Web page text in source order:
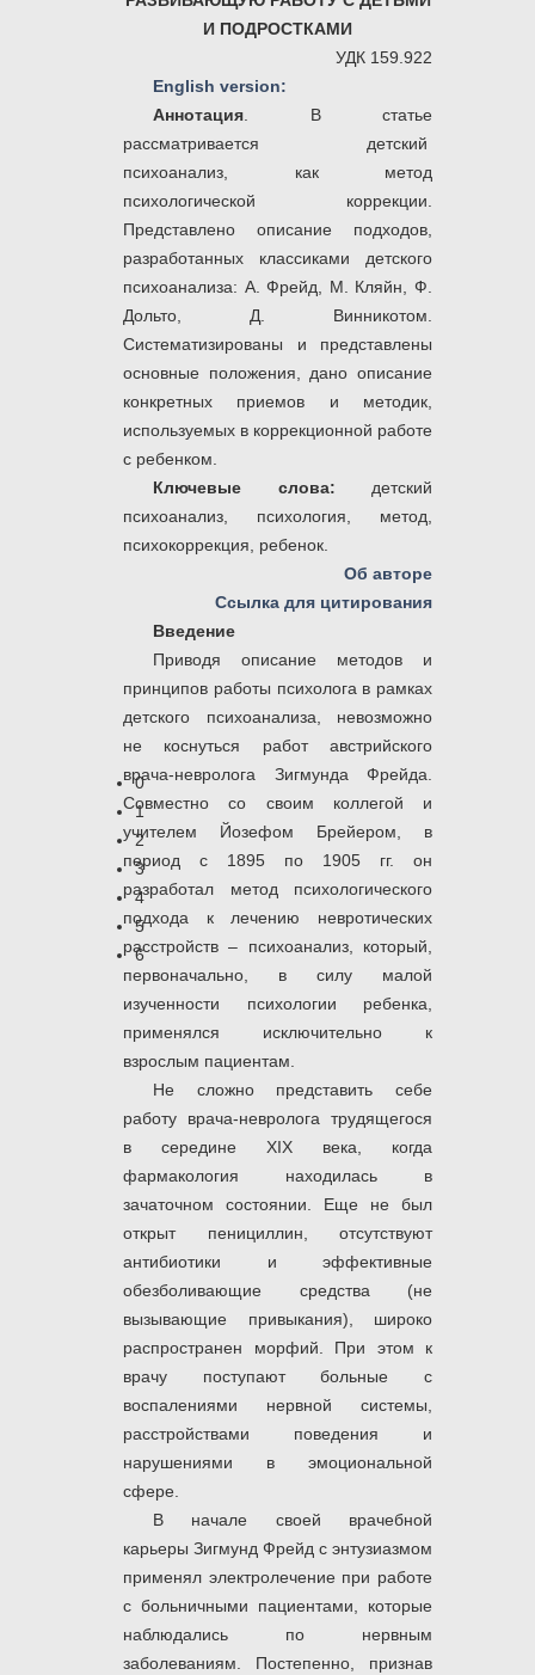
0
1
2
3
4
5
6
И ПОДРОСТКАМИ
УДК 159.922
English version:
Аннотация . В статье
рассматривается детский
психоанализ, как метод
психологической коррекции.
Представлено описание подходов,
разработанных классиками детского
психоанализа: А. Фрейд, М. Кляйн, Ф.
Дольто, Д. Винникотом.
Систематизированы и представлены
основные положения, дано описание
конкретных приемов и методик,
используемых в коррекционной работе
с ребенком.
Ключевые слова: детский
психоанализ, психология, метод,
психокоррекция, ребенок.
Об авторе
Ссылка для цитирования
Введение
Приводя описание методов и
принципов работы психолога в рамках
детского психоанализа, невозможно
не коснуться работ австрийского
врача-невролога Зигмунда Фрейда.
Совместно со своим коллегой и
учителем Йозефом Брейером, в
период с 1895 по 1905 гг. он
разработал метод психологического
подхода к лечению невротических
расстройств – психоанализ, который,
первоначально, в силу малой
изученности психологии ребенка,
применялся исключительно к
взрослым пациентам.
Не сложно представить себе
работу врача-невролога трудящегося
в середине XIX века, когда
фармакология находилась в
зачаточном состоянии. Еще не был
открыт пенициллин, отсутствуют
антибиотики и эффективные
обезболивающие средства (не
вызывающие привыкания), широко
распространен морфий. При этом к
врачу поступают больные с
воспалениями нервной системы,
расстройствами поведения и
нарушениями в эмоциональной
сфере.
В начале своей врачебной
карьеры Зигмунд Фрейд с энтузиазмом
применял электролечение при работе
с больничными пациентами, которые
наблюдались по нервным
заболеваниям. Постепенно, признав